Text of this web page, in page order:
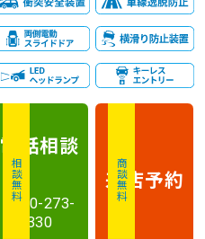
相談無料
電話相談
0120-273-
330
商談無料
来店予約